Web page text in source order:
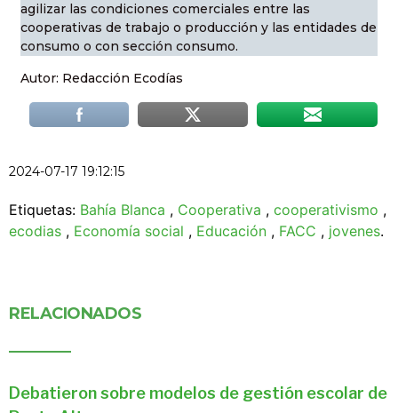
agilizar las condiciones comerciales entre las
cooperativas de trabajo o producción y las entidades de
consumo o con sección consumo.
Autor: Redacción Ecodías
2024-07-17 19:12:15
Etiquetas: Bahía Blanca , Cooperativa , cooperativismo ,
ecodias , Economía social , Educación , FACC , jovenes.
RELACIONADOS
Debatieron sobre modelos de gestión escolar de